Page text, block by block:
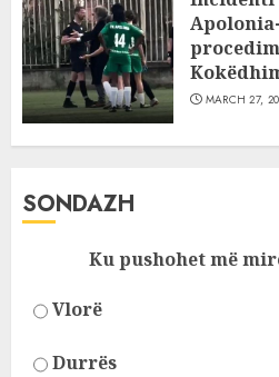
MARCH 27,
SONDAZH
Ku pushohet më
Vlorë
Durrës